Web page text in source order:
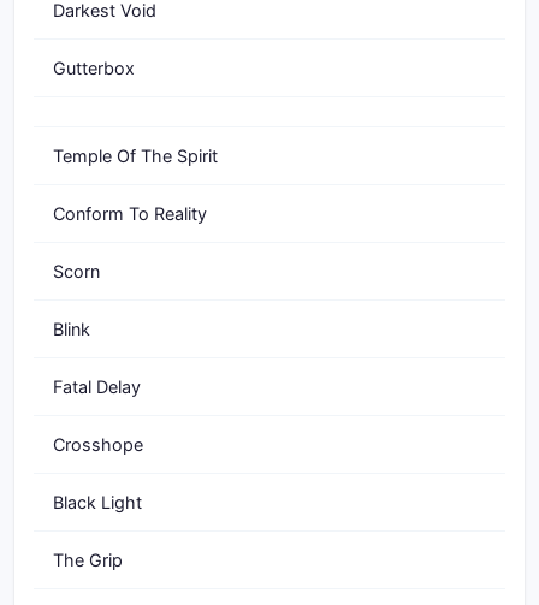
Darkest Void
Gutterbox
Temple Of The Spirit
Conform To Reality
Scorn
Blink
Fatal Delay
Crosshope
Black Light
The Grip